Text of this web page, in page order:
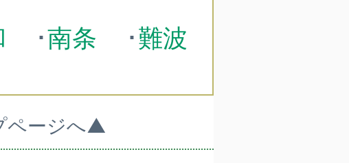
･南条 ･難波
ページへ▲